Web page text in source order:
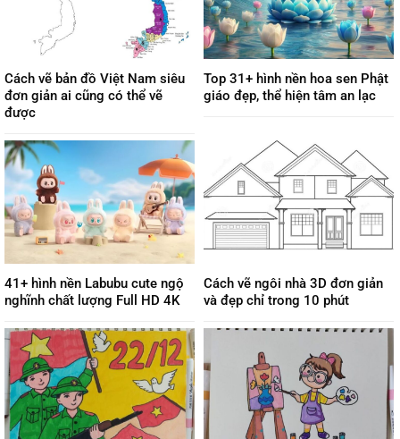
Cách vẽ bản đồ Việt Nam siêu
đơn giản ai cũng có thể vẽ
được
Top 31+ hình nền hoa sen Phật
giáo đẹp, thể hiện tâm an lạc
41+ hình nền Labubu cute ngộ
nghĩnh chất lượng Full HD 4K
Cách vẽ ngôi nhà 3D đơn giản
và đẹp chỉ trong 10 phút